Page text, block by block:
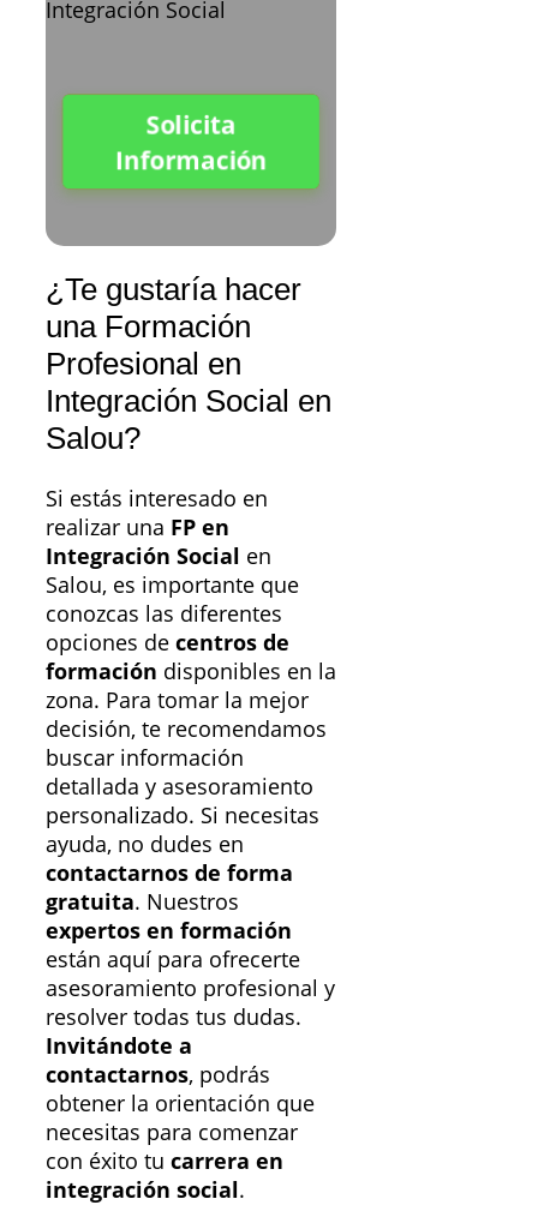
Solicita
Información
¿Te gustaría hacer
una Formación
Profesional en
Integración Social en
Salou?
Si estás interesado en
realizar una FP en
Integración Social en
Salou, es importante que
conozcas las diferentes
opciones de centros de
formación disponibles en la
zona. Para tomar la mejor
decisión, te recomendamos
buscar información
detallada y asesoramiento
personalizado. Si necesitas
ayuda, no dudes en
contactarnos de forma
gratuita. Nuestros
expertos en formación
están aquí para ofrecerte
asesoramiento profesional y
resolver todas tus dudas.
Invitándote a
contactarnos, podrás
obtener la orientación que
necesitas para comenzar
con éxito tu carrera en
integración social.